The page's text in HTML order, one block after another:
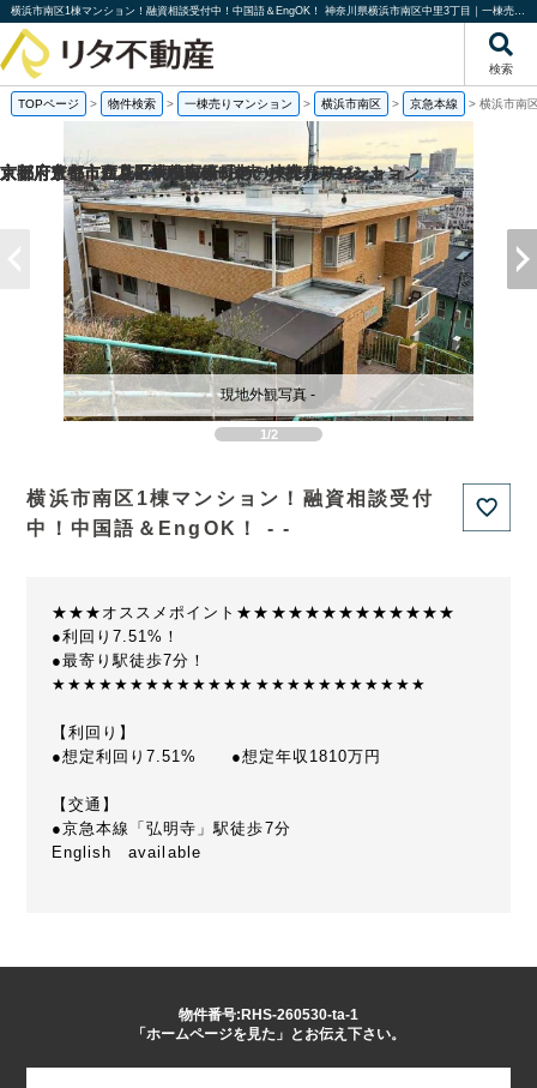
横浜市南区1棟マンション！融資相談受付中！中国語＆EngOK！ 神奈川県横浜市南区中里3丁目｜一棟売りマンション｜投資物件や収益物件｜株式会社リタ不動産
検索
TOPページ > 物件検索 > 一棟売りマンション > 横浜市南区 > 京急本線 > 横浜市南
1/2
現地外観写真 -
横浜市南区1棟マンション！融資相談受付
中！中国語＆EngOK！ - -
★★★オススメポイント★★★★★★★★★★★★★
●利回り7.51%！
●最寄り駅徒歩7分！
★★★★★★★★★★★★★★★★★★★★★★★★
【利回り】
●想定利回り7.51% ●想定年収1810万円
【交通】
●京急本線「弘明寺」駅徒歩7分
English available
物件番号:RHS-260530-ta-1
「ホームページを見た」とお伝え下さい。
京都府京都市伏見区桃山町泰長老の一棟売りマンション
京都府京都市西京区大枝塚原町の一棟売りマンション
京都府京都市左京区下鴨宮崎町の一棟売りアパート
大阪府豊中市立花町1丁目の一棟売りマンション